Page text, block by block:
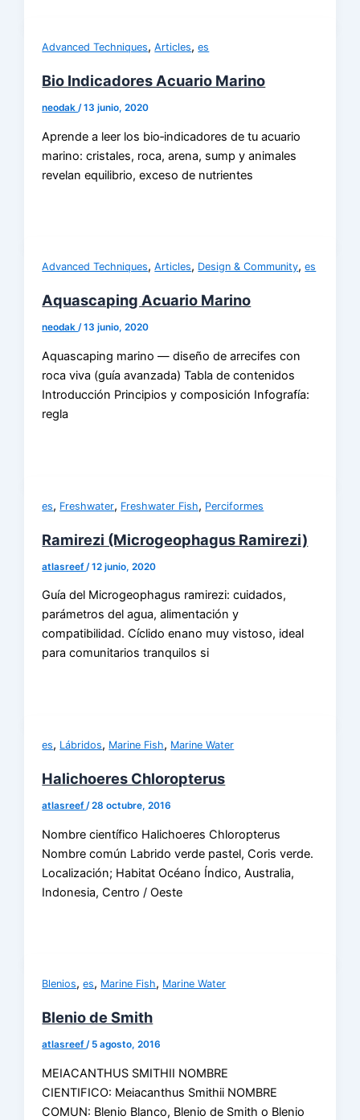
Advanced Techniques,Articles,es
Bio Indicadores Acuario Marino
neodak/13 junio, 2020
Aprende a leer los bio‑indicadores de tu acuario
marino: cristales, roca, arena, sump y animales
revelan equilibrio, exceso de nutrientes
Advanced Techniques,Articles, Design & Community,es
Aquascaping Acuario Marino
neodak/13 junio, 2020
Aquascaping marino — diseño de arrecifes con
roca viva (guía avanzada) Tabla de contenidos
Introducción Principios y composición Infografía:
regla
es, Freshwater, Freshwater Fish, Perciformes
Ramirezi (Microgeophagus Ramirezi)
atlasreef /12 junio, 2020
Guía del Microgeophagus ramirezi: cuidados,
parámetros del agua, alimentación y
compatibilidad. Cíclido enano muy vistoso, ideal
para comunitarios tranquilos si
es, Lábridos, Marine Fish, Marine Water
Halichoeres Chloropterus
atlasreef/28 octubre, 2016
Nombre científico Halichoeres Chloropterus
Nombre común Labrido verde pastel, Coris verde.
Localización; Habitat Océano Índico, Australia,
Indonesia, Centro / Oeste
Blenios,es, Marine Fish, Marine Water
Blenio de Smith
atlasreef/ 5 agosto, 2016
MEIACANTHUS SMITHII NOMBRE
CIENTIFICO: Meiacanthus Smithii NOMBRE
COMUN: Blenio Blanco, Blenio de Smith o Blenio